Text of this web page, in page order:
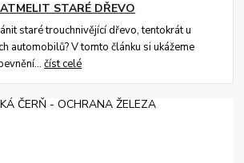
STARÉ DŘEVO
staré trouchnivějící dřevo, tentokrát u
automobilů? V tomto článku si ukážeme
číst celé